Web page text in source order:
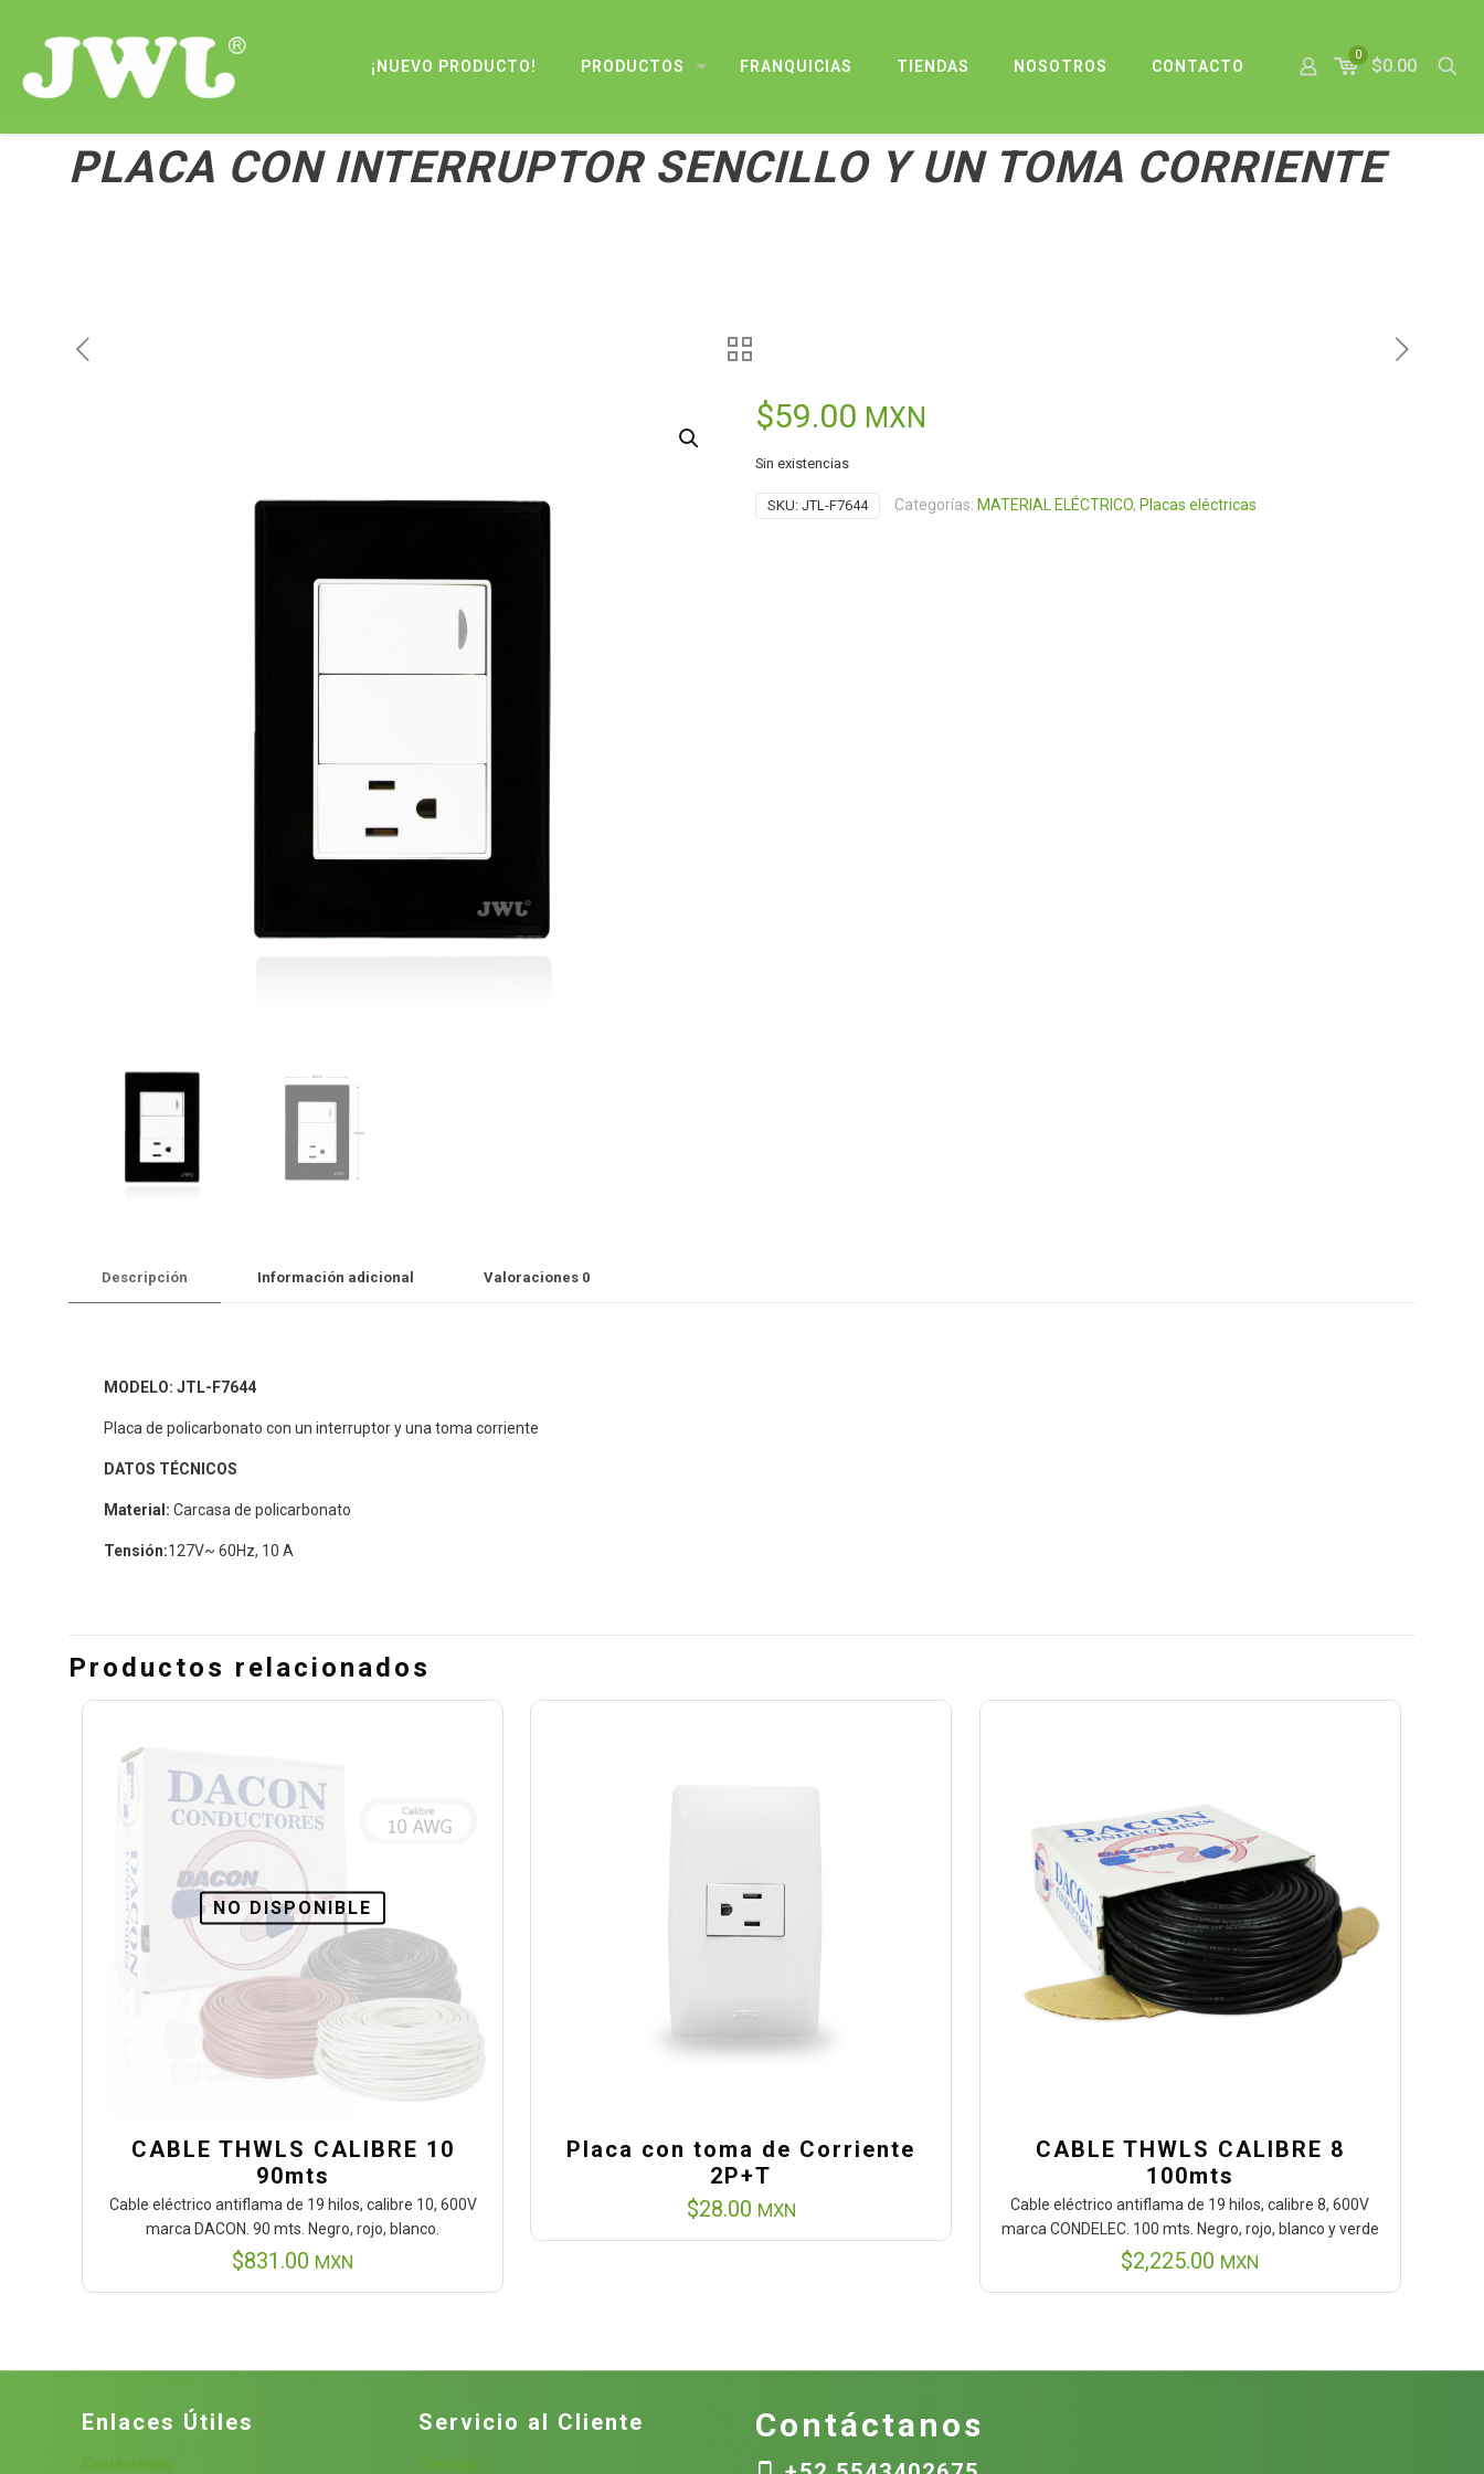
¡NUEVO PRODUCTO! PRODUCTOS FRANQUICIAS TIENDAS NOSOTROS CONTACTO
0
$0.00
PLACA CON INTERRUPTOR SENCILLO Y UN TOMA CORRIENTE
$59.00 MXN
Sin existencias
SKU: JTL-F7644 Categorías: MATERIAL ELÉCTRICO, Placas eléctricas
Descripción Información adicional Valoraciones 0
MODELO: JTL-F7644
Placa de policarbonato con un interruptor y una toma corriente
DATOS TÉCNICOS
Material: Carcasa de policarbonato
Tensión:127V~ 60Hz, 10 A
Productos relacionados
NO DISPONIBLE
CABLE THWLS CALIBRE 10
90mts
Cable eléctrico antiflama de 19 hilos, calibre 10, 600V
marca DACON. 90 mts. Negro, rojo, blanco.
$831.00 MXN
Placa con toma de Corriente
2P+T
$28.00 MXN
CABLE THWLS CALIBRE 8
100mts
Cable eléctrico antiflama de 19 hilos, calibre 8, 600V
marca CONDELEC. 100 mts. Negro, rojo, blanco y verde
$2,225.00 MXN
Enlaces Útiles
Contáctanos
Servicio al Cliente
Cátalogo
Contáctanos